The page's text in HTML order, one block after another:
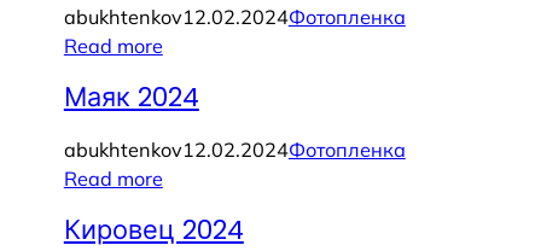
abukhtenkov12.02.2024Фотопленка
Read more
Маяк 2024
abukhtenkov12.02.2024Фотопленка
Read more
Кировец 2024